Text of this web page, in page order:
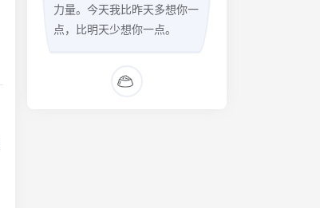
力量。今天我比昨天多想你一
点，比明天少想你一点。